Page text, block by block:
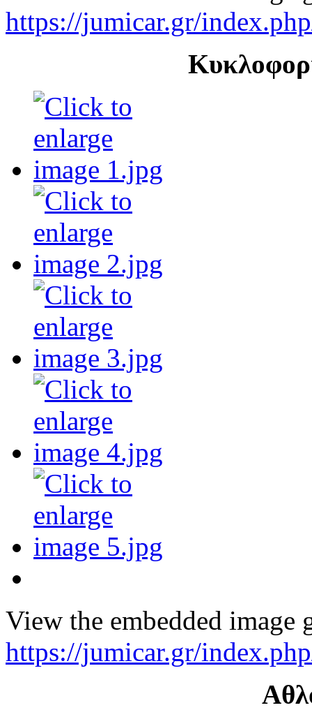
https://jumicar.gr/
View the embedded image
https://jumicar.gr/